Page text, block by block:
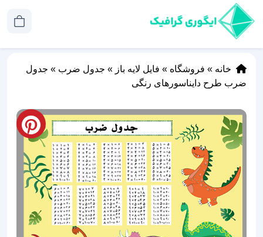
خانه » فروشگاه » فایل لایه باز » جدول ضرب » جدول
ضرب طرح دایناسورهای رنگی